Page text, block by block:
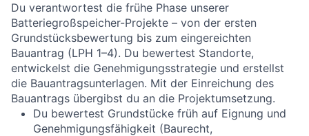
Du verantwortest die frühe Phase unserer
Batteriegroßspeicher-Projekte – von der ersten
Grundstücksbewertung bis zum eingereichten
Bauantrag (LPH 1–4). Du bewertest Standorte,
entwickelst die Genehmigungsstrategie und erstellst
die Bauantragsunterlagen. Mit der Einreichung des
Bauantrags übergibst du an die Projektumsetzung.
Du bewertest Grundstücke früh auf Eignung und
Genehmigungsfähigkeit (Baurecht,